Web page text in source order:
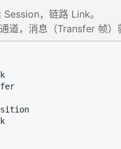
，链路 Link。
道，消息（Transfer 帧）